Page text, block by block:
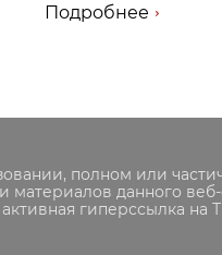
Подробнее
полном или
материалов данного веб-
активная гиперссылка на